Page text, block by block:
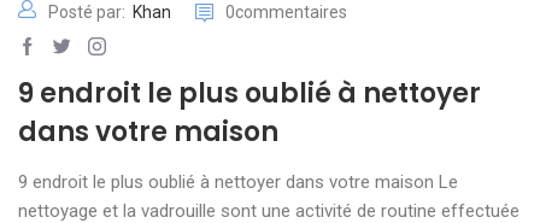
Posté par: Khan 0commentaires
9 endroit le plus oublié à nettoyer
dans votre maison
9 endroit le plus oublié à nettoyer dans votre maison Le
nettoyage et la vadrouille sont une activité de routine effectuée